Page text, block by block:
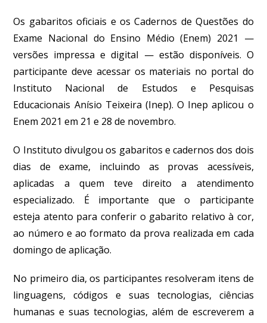
Os gabaritos oficiais e os Cadernos de Questões do
Exame Nacional do Ensino Médio (Enem) 2021 —
versões impressa e digital — estão disponíveis. O
participante deve acessar os materiais no portal do
Instituto Nacional de Estudos e Pesquisas
Educacionais Anísio Teixeira (Inep). O Inep aplicou o
Enem 2021 em 21 e 28 de novembro.
O Instituto divulgou os gabaritos e cadernos dos dois
dias de exame, incluindo as provas acessíveis,
aplicadas a quem teve direito a atendimento
especializado. É importante que o participante
esteja atento para conferir o gabarito relativo à cor,
ao número e ao formato da prova realizada em cada
domingo de aplicação.
No primeiro dia, os participantes resolveram itens de
linguagens, códigos e suas tecnologias, ciências
humanas e suas tecnologias, além de escreverem a